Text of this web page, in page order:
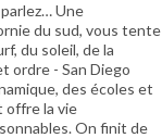
Une
du sud, vous tente
du soleil, de la
ordre - San Diego
des écoles et
offre la vie
On finit de